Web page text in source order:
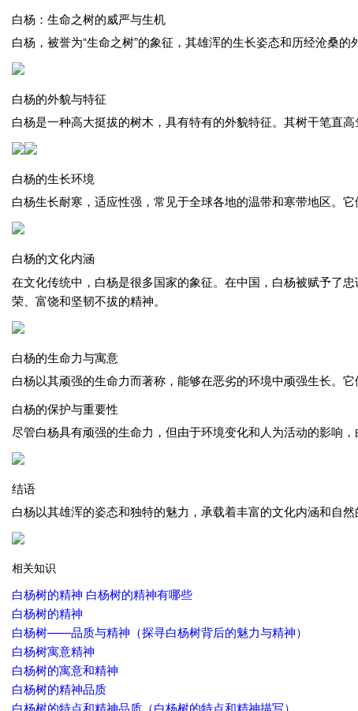
白杨：生命之树的威严与生机
白杨，被誉为“生命之树”的象征，其雄浑的生长姿态和历经沧桑
白杨的外貌与特征
白杨是一种高大挺拔的树木，具有特有的外貌特征。其树干笔直
白杨的生长环境
白杨生长耐寒，适应性强，常见于全球各地的温带和寒带地区。
白杨的文化内涵
在文化传统中，白杨是很多国家的象征。在中国，白杨被赋予了
荣、富饶和坚韧不拔的精神。
白杨的生命力与寓意
白杨以其顽强的生命力而著称，能够在恶劣的环境中顽强生长。
白杨的保护与重要性
尽管白杨具有顽强的生命力，但由于环境变化和人为活动的影响
结语
白杨以其雄浑的姿态和独特的魅力，承载着丰富的文化内涵和自
相关知识
白杨树的精神 白杨树的精神有哪些
白杨树的精神
白杨树——品质与精神（探寻白杨树背后的魅力与精神）
白杨树寓意精神
白杨树的寓意和精神
白杨树的精神品质
白杨树的特点和精神品质（白杨树的特点和精神描写）